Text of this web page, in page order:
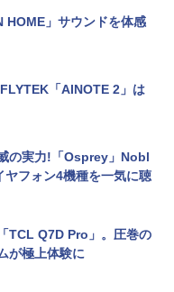
HOME」サウンドを体感
「AINOTE 2」は
の実力!「Osprey」Nobl
フォン4機種を一気に聴
TCL Q7D Pro」。圧巻の
が極上体験に